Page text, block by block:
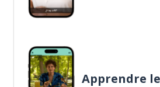
Apprendre